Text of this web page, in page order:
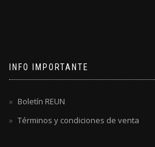
INFO IMPORTANTE
Boletín REUN
Términos y condiciones de venta